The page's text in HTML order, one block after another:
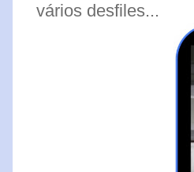
vários desfiles...